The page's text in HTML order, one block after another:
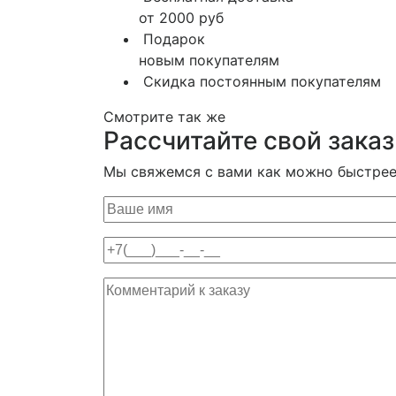
от 2000 руб
Подарок
новым покупателям
Скидка постоянным покупателям
Смотрите так же
Рассчитайте свой заказ
Мы свяжемся с вами как можно